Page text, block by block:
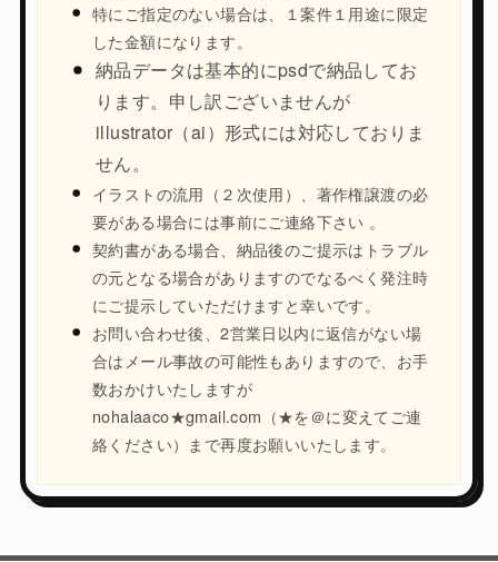
特にご指定のない場合は、１案件１用途に限定
した金額になります。
納品データは基本的にpsdで納品してお
ります。申し訳ございませんが
illustrator（ai）形式には対応しておりま
せん。
イラストの流用（２次使用）、著作権譲渡の必
要がある場合には事前にご連絡下さい 。
契約書がある場合、納品後のご提示はトラブル
の元となる場合がありますのでなるべく発注時
にご提示していただけますと幸いです。
お問い合わせ後、2営業日以内に返信がない場
合はメール事故の可能性もありますので、お手
数おかけいたしますが
nohalaaco★gmail.com（★を＠に変えてご連
絡ください）まで再度お願いいたします。